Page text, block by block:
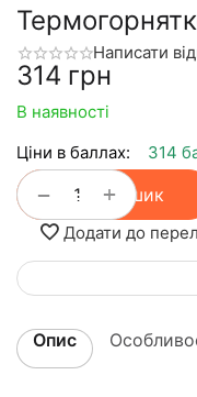
Написати
‍314‍ грн
В наявності
Ціни в баллах:
314
+
− У кошик
Додати до
Опис